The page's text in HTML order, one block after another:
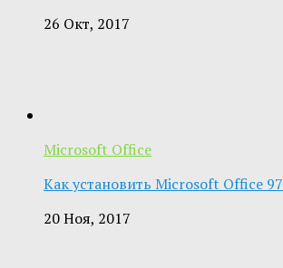
26 Окт, 2017
Microsoft Office
Как установить Microsoft Office 97
20 Ноя, 2017